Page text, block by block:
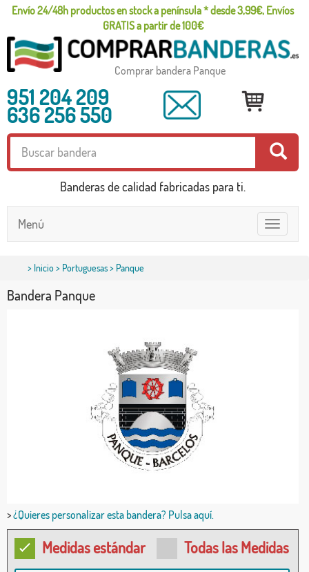
Envío 24/48h productos en stock a península * desde 3,99€, Envíos
GRATIS a partir de 100€
Comprar bandera Panque
951 204 209
636 256 550
Banderas de calidad fabricadas para ti.
Toggle
navigation
Menú
> Inicio> Portuguesas> Panque
Bandera Panque
>¿Quieres personalizar esta bandera? Pulsa aquí.
Medidas estándar Todas las Medidas